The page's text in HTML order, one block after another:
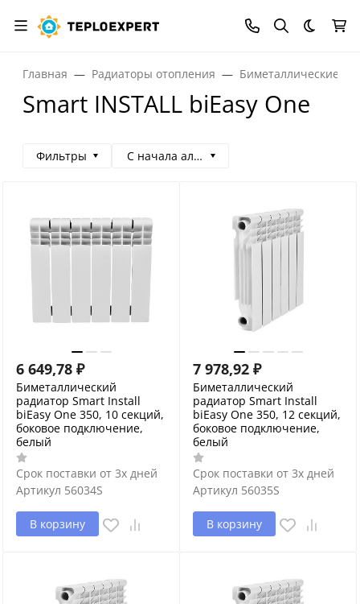
Темная
Главная Радиаторы отопления Биметаллические
Smart INSTALL biEasy One
Фильтры С начала алфавита
6 649,78 ₽
Биметаллический
радиатор Smart Install
biEasy One 350, 10 секций,
боковое подключение,
белый
Срок поставки от 3х дней
Артикул 56034S
В корзину
7 978,92 ₽
Биметаллический
радиатор Smart Install
biEasy One 350, 12 секций,
боковое подключение,
белый
Срок поставки от 3х дней
Артикул 56035S
В корзину